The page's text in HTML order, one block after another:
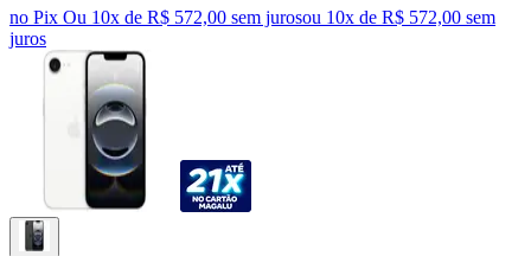
no Pix Ou 10x de R$ 572,00 sem jurosou 10x de R$ 572,00 sem
juros